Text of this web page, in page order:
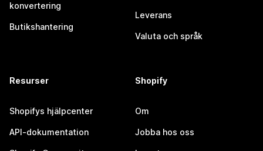
konvertering
Butikshantering
Leverans
Valuta och språk
Resurser
Shopifys hjälpcenter
API-dokumentation
Shopify
Om
Jobba hos oss